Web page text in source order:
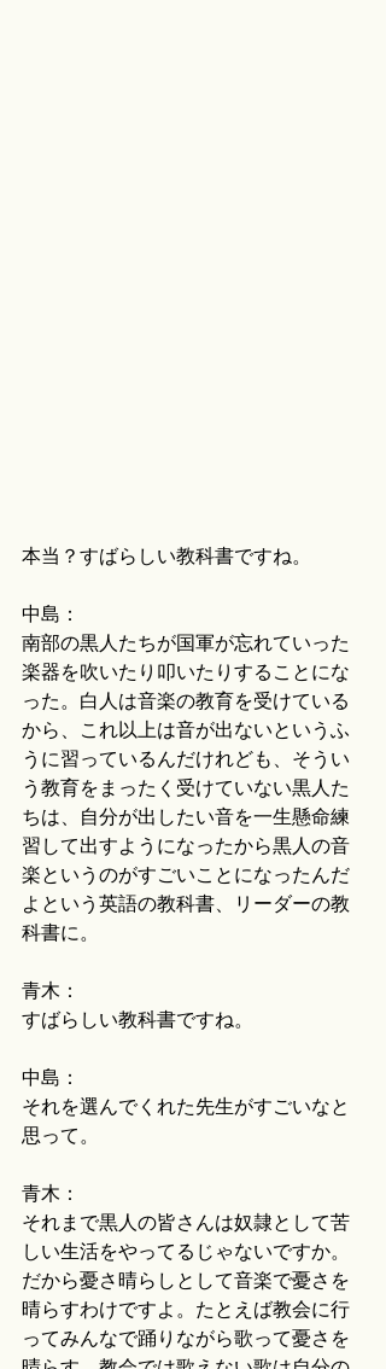
本当？すばらしい教科書ですね。
中島：
南部の黒人たちが国軍が忘れていった
楽器を吹いたり叩いたりすることにな
った。白人は音楽の教育を受けている
から、これ以上は音が出ないというふ
うに習っているんだけれども、そうい
う教育をまったく受けていない黒人た
ちは、自分が出したい音を一生懸命練
習して出すようになったから黒人の音
楽というのがすごいことになったんだ
よという英語の教科書、リーダーの教
科書に。
青木：
すばらしい教科書ですね。
中島：
それを選んでくれた先生がすごいなと
思って。
青木：
それまで黒人の皆さんは奴隷として苦
しい生活をやってるじゃないですか。
だから憂さ晴らしとして音楽で憂さを
晴らすわけですよ。たとえば教会に行
ってみんなで踊りながら歌って憂さを